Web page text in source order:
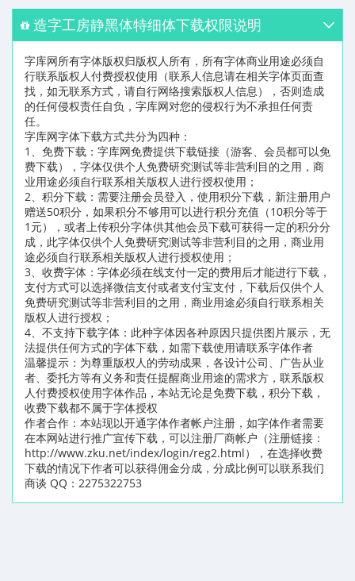
造字工房静黑体特细体下载权限说明
字库网所有字体版权归版权人所有，所有字体商业用途必须自
行联系版权人付费授权使用（联系人信息请在相关字体页面查
找，如无联系方式，请自行网络搜索版权人信息），否则造成
的任何侵权责任自负，字库网对您的侵权行为不承担任何责
任。
字库网字体下载方式共分为四种：
1、免费下载：字库网免费提供下载链接（游客、会员都可以免
费下载），字体仅供个人免费研究测试等非营利目的之用，商
业用途必须自行联系相关版权人进行授权使用；
2、积分下载：需要注册会员登入，使用积分下载，新注册用户
赠送50积分，如果积分不够用可以进行积分充值（10积分等于
1元），或者上传积分字体供其他会员下载可获得一定的积分分
成，此字体仅供个人免费研究测试等非营利目的之用，商业用
途必须自行联系相关版权人进行授权使用；
3、收费字体：字体必须在线支付一定的费用后才能进行下载，
支付方式可以选择微信支付或者支付宝支付，下载后仅供个人
免费研究测试等非营利目的之用，商业用途必须自行联系相关
版权人进行授权；
4、不支持下载字体：此种字体因各种原因只提供图片展示，无
法提供任何方式的字体下载，如需下载使用请联系字体作者
温馨提示：为尊重版权人的劳动成果，各设计公司、广告从业
者、委托方等有义务和责任提醒商业用途的需求方，联系版权
人付费授权使用字体作品，本站无论是免费下载，积分下载，
收费下载都不属于字体授权
作者合作：本站现以开通字体作者帐户注册，如字体作者需要
在本网站进行推广宣传下载，可以注册厂商帐户（注册链接：
http://www.zku.net/index/login/reg2.html），在选择收费
下载的情况下作者可以获得佣金分成，分成比例可以联系我们
商谈 QQ：2275322753